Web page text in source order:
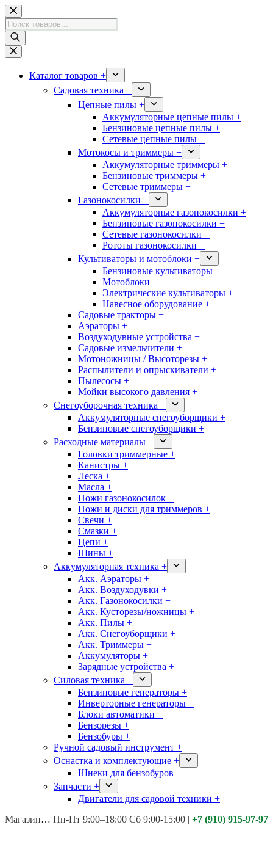
Перейти
к
сути
Поиск
товаров
Каталог товаров +
Садовая техника +
Цепные пилы +
Аккумуляторные цепные пилы +
Бензиновые цепные пилы +
Сетевые цепные пилы +
Мотокосы и триммеры +
Аккумуляторные триммеры +
Бензиновые триммеры +
Сетевые триммеры +
Газонокосилки +
Аккумуляторные газонокосилки +
Бензиновые газонокосилки +
Сетевые газонокосилки +
Рототы газонокосилки +
Культиваторы и мотоблоки +
Бензиновые культиваторы +
Мотоблоки +
Электрические культиваторы +
Навесное оборудование +
Садовые тракторы +
Аэраторы +
Воздуходувные устройства +
Садовые измельчители +
Мотоножницы / Высоторезы +
Распылители и опрыскиватели +
Пылесосы +
Мойки высокого давления +
Снегоуборочная техника +
Аккумуляторные снегоуборщики +
Бензиновые снегоуборщики +
Расходные материалы +
Головки триммерные +
Канистры +
Леска +
Масла +
Ножи газонокосилок +
Ножи и диски для триммеров +
Свечи +
Смазки +
Цепи +
Шины +
Аккумуляторная техника +
Акк. Аэраторы +
Акк. Воздуходувки +
Акк. Газонокосилки +
Акк. Кусторезы/ножницы +
Акк. Пилы +
Акк. Снегоуборщики +
Акк. Триммеры +
Аккумуляторы +
Зарядные устройства +
Силовая техника +
Бензиновые генераторы +
Инверторные генераторы +
Блоки автоматики +
Бензорезы +
Бензобуры +
Ручной садовый инструмент +
Оснастка и комплектующие +
Шнеки для бензобуров +
Запчасти +
Двигатели для садовой техники +
Магазины: Калуга ул. Московская д.113
Пн-Пт 9:00–18:00 Сб 9:00-15:00 | +7 (910) 915-97-97